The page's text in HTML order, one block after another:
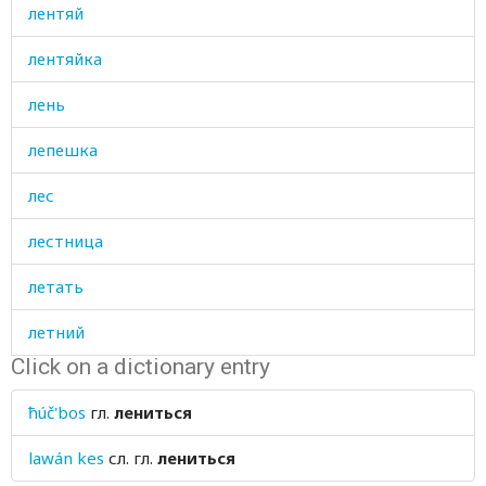
лентяй
лентяйка
лень
лепешка
лес
лестница
летать
летний
лето
летом
лечение
Click on a dictionary entry
ħúč'bos гл. лениться
lawán kes сл. гл. лениться